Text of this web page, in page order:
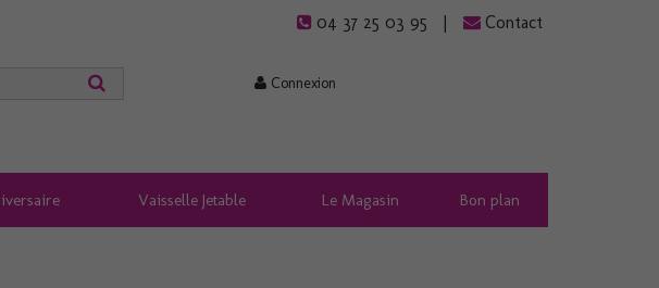
04 37 25 03 95 Contact
Connexion
Vaisselle Jetable Le Magasin Bon plan